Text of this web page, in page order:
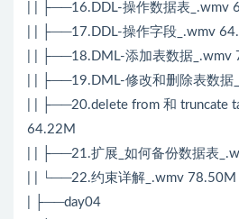
| | ├──16.DDL-操作数据表_.wmv
| | ├──17.DDL-操作字段_.wmv
| | ├──18.DML-添加表数据_.wmv
| | ├──19.DML-修改和删除表数据
| | ├──20.delete from 和 truncate
64.22M
| | ├──21.扩展_如何备份数据表
| | └──22.约束详解_.wmv 78.50M
| ├──day04